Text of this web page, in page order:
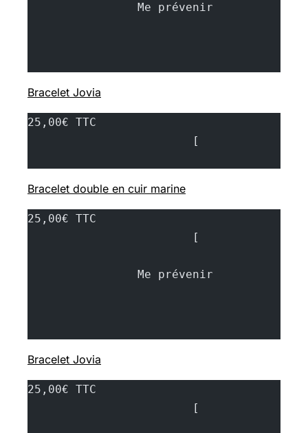
Bracelet Jovia
25,00€ TTC
			[
Bracelet double en cuir marine
25,00€ TTC
			[
Bracelet Jovia
25,00€ TTC
			[